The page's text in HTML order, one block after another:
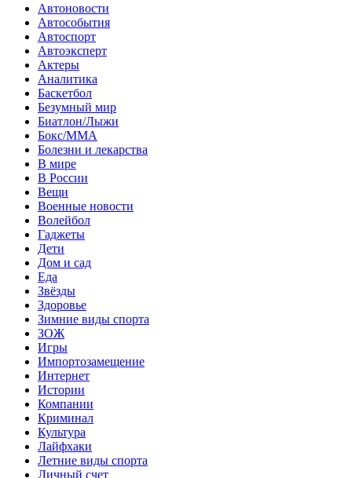
Автоновости
Автособытия
Автоспорт
Автоэксперт
Актеры
Аналитика
Баскетбол
Безумный мир
Биатлон/Лыжи
Бокс/MMA
Болезни и лекарства
В мире
В России
Вещи
Военные новости
Волейбол
Гаджеты
Дети
Дом и сад
Еда
Звёзды
Здоровье
Зимние виды спорта
ЗОЖ
Игры
Импортозамещение
Интернет
Истории
Компании
Криминал
Культура
Лайфхаки
Летние виды спорта
Личный счет